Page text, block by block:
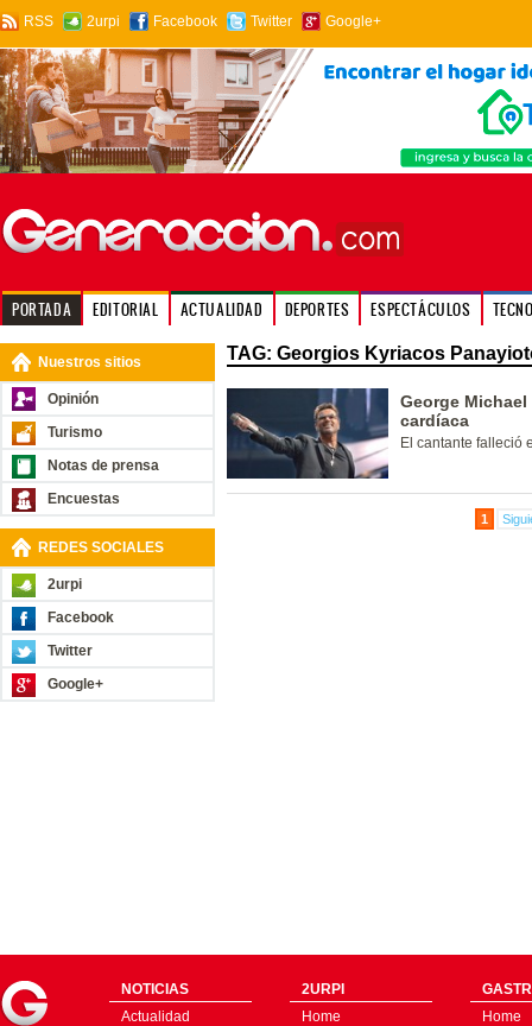
RSS 2urpi Facebook Twitter Google+
PORTADA EDITORIAL ACTUALIDAD DEPORTES ESPECTÁCULOS
Nuestros sitios
Opinión
Turismo
Notas de prensa
Encuestas
REDES SOCIALES
2urpi
Facebook
Twitter
Google+
TAG: Georgios Kyriacos
George
cardíaca
El cantante falleció
1
NOTICIAS
Actualidad
2URPI
Home
Home